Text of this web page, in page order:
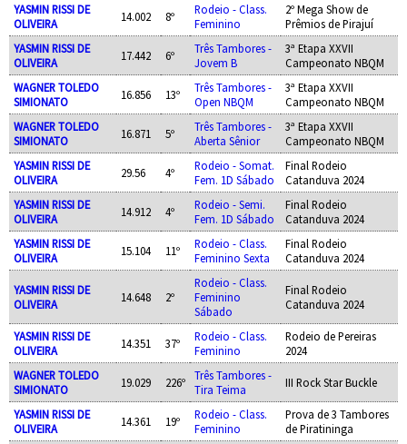
YASMIN RISSI DE
OLIVEIRA
14.002 8º
Rodeio - Class.
Feminino
2º Mega Show de
Prêmios de Pirajuí
YASMIN RISSI DE
OLIVEIRA
17.442 6º
Três Tambores -
Jovem B
3ª Etapa XXVII
Campeonato NBQM
WAGNER TOLEDO
SIMIONATO
16.856 13º
Três Tambores -
Open NBQM
3ª Etapa XXVII
Campeonato NBQM
WAGNER TOLEDO
SIMIONATO
16.871 5º
Três Tambores -
Aberta Sênior
3ª Etapa XXVII
Campeonato NBQM
YASMIN RISSI DE
OLIVEIRA
29.56 4º
Rodeio - Somat.
Fem. 1D Sábado
Final Rodeio
Catanduva 2024
YASMIN RISSI DE
OLIVEIRA
14.912 4º
Rodeio - Semi.
Fem. 1D Sábado
Final Rodeio
Catanduva 2024
YASMIN RISSI DE
OLIVEIRA
15.104 11º
Rodeio - Class.
Feminino Sexta
Final Rodeio
Catanduva 2024
YASMIN RISSI DE
OLIVEIRA
14.648 2º
Rodeio - Class.
Feminino
Sábado
Final Rodeio
Catanduva 2024
YASMIN RISSI DE
OLIVEIRA
14.351 37º
Rodeio - Class.
Feminino
Rodeio de Pereiras
2024
WAGNER TOLEDO
SIMIONATO
19.029 226º
Três Tambores -
Tira Teima
III Rock Star Buckle
YASMIN RISSI DE
OLIVEIRA
14.361 19º
Rodeio - Class.
Feminino
Prova de 3 Tambores
de Piratininga